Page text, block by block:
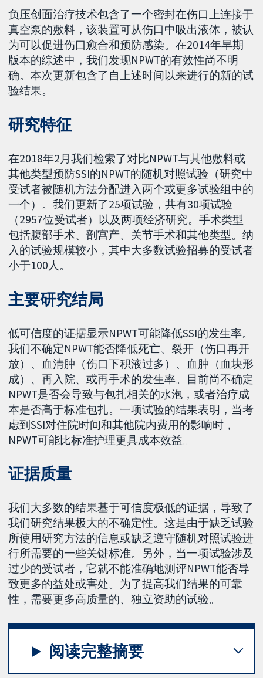
负压创面治疗技术包含了一个密封在伤口上连接于
真空泵的敷料，该装置可从伤口中吸出液体，被认
为可以促进伤口愈合和预防感染。在2014年早期
版本的综述中，我们发现NPWT的有效性尚不明
确。本次更新包含了自上述时间以来进行的新的试
验结果。
研究特征
在2018年2月我们检索了对比NPWT与其他敷料或
其他类型预防SSI的NPWT的随机对照试验（研究中
受试者被随机方法分配进入两个或更多试验组中的
一个）。我们更新了25项试验，共有30项试验
（2957位受试者）以及两项经济研究。手术类型
包括腹部手术、剖宫产、关节手术和其他类型。纳
入的试验规模较小，其中大多数试验招募的受试者
小于100人。
主要研究结局
低可信度的证据显示NPWT可能降低SSI的发生率。
我们不确定NPWT能否降低死亡、裂开（伤口再开
放）、血清肿（伤口下积液过多）、血肿（血块形
成）、再入院、或再手术的发生率。目前尚不确定
NPWT是否会导致与包扎相关的水泡，或者治疗成
本是否高于标准包扎。一项试验的结果表明，当考
虑到SSI对住院时间和其他院内费用的影响时，
NPWT可能比标准护理更具成本效益。
证据质量
我们大多数的结果基于可信度极低的证据，导致了
我们研究结果极大的不确定性。这是由于缺乏试验
所使用研究方法的信息或缺乏遵守随机对照试验进
行所需要的一些关键标准。另外，当一项试验涉及
过少的受试者，它就不能准确地测评NPWT能否导
致更多的益处或害处。为了提高我们结果的可靠
性，需要更多高质量的、独立资助的试验。
阅读完整摘要